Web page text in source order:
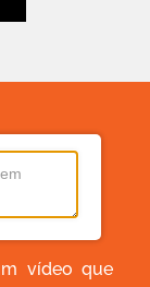
Um
vídeo que